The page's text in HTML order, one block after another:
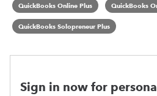
QuickBooks Online Plus QuickBooks
QuickBooks Solopreneur Plus
Sign in now for